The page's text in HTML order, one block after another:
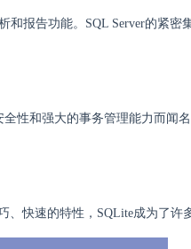
和报告功能。SQL Server的紧密
性和强大的事务管理能力而闻
快速的特性，SQLite成为了许